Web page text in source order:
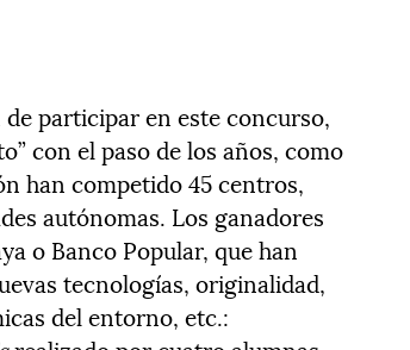
participar en este concurso,
con el paso de los años, como
han competido 45 centros,
autónomas. Los ganadores
o Banco Popular, que han
tecnologías, originalidad,
del entorno, etc.: